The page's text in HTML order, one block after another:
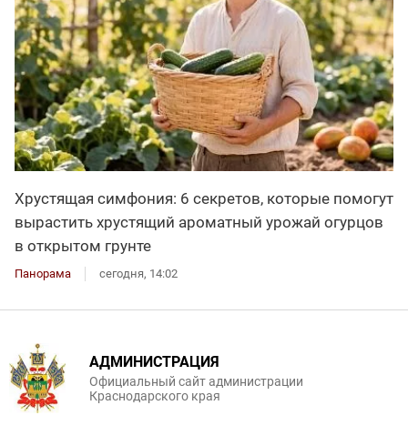
Хрустящая симфония: 6 секретов, которые помогут
вырастить хрустящий ароматный урожай огурцов
в открытом грунте
Панорама сегодня, 14:02
АДМИНИСТРАЦИЯ
Официальный сайт администрации
Краснодарского края